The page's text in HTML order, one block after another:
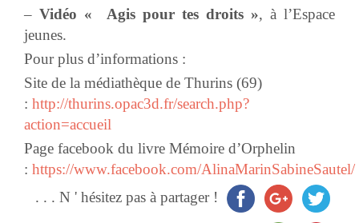
– Vidéo « Agis pour tes droits », à l’Espace
jeunes.
Pour plus d’informations :
Site de la médiathèque de Thurins (69)
: http://thurins.opac3d.fr/search.php?
action=accueil
Page facebook du livre Mémoire d’Orphelin
: https://www.facebook.com/AlinaMarinSabineSautel/
. . . N ' hésitez pas à partager !